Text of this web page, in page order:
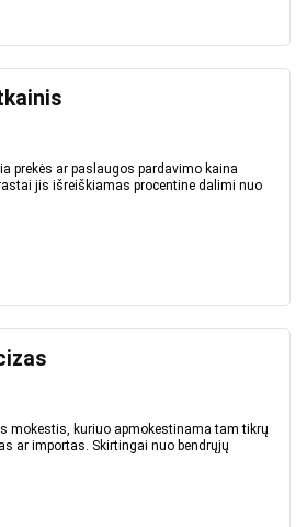
prekės ar paslaugos pardavimo kaina
jis išreiškiamas procentine dalimi nuo
mokestis, kuriuo apmokestinama tam tikrų
ar importas. Skirtingai nuo bendrųjų